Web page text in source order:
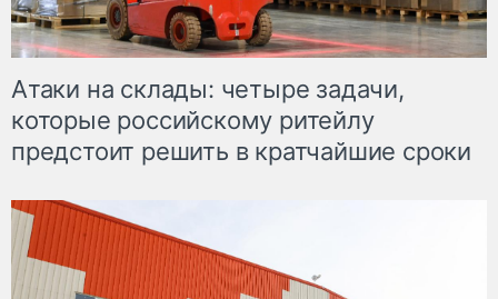
Атаки на склады: четыре задачи,
которые российскому ритейлу
предстоит решить в кратчайшие сроки